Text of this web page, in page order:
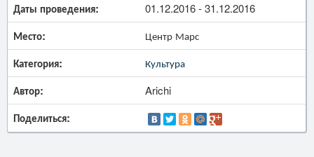
Даты проведения: 01.12.2016 - 31.12.2016
Место: Центр Марс
Категория: Культура
Автор: Arichi
Поделиться: